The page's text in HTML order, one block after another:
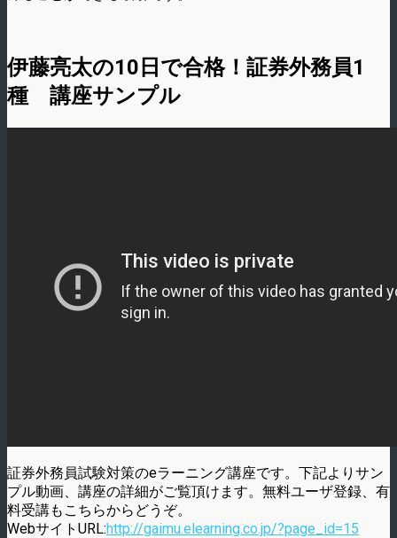
伊藤亮太の10日で合格！証券外務員1
種 講座サンプル
証券外務員試験対策のeラーニング講座です。下記よりサン
プル動画、講座の詳細がご覧頂けます。無料ユーザ登録、有
料受講もこちらからどうぞ。
WebサイトURL:http://gaimu.elearning.co.jp/?page_id=15